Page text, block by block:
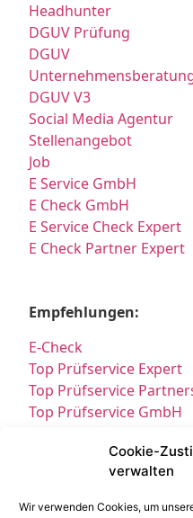
Cookie-
verwalten
Wir verwenden Cookies, um
Headhunter
DGUV Prüfung
DGUV
DGUV V3
Social Media Agentur
Stellenangebot
Job
E Service GmbH
E Check GmbH
E Service Check Expert
E Check Partner Expert
Empfehlungen:
E-Check
Top Prüfservice Expert
Top Prüfservice
Top Prüfservice GmbH
Sicherheitsprüfungen
Sicherheitsprüfungen
Prüfung E-Check Expert